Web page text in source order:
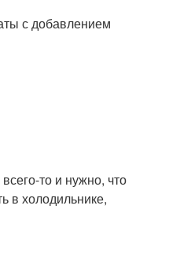
с добавлением
то и нужно, что
в холодильнике,